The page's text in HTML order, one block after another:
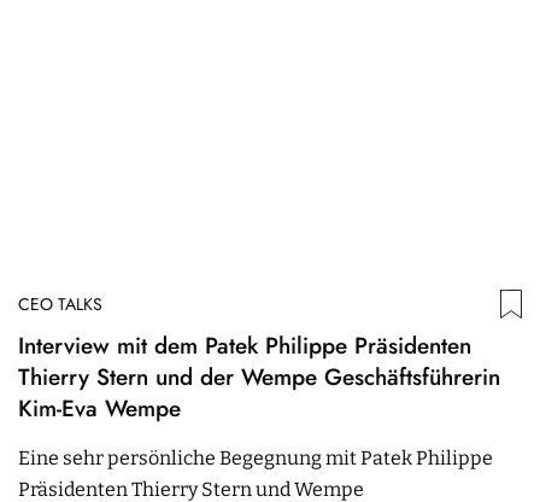
CEO TALKS
Interview mit dem Patek Philippe Präsidenten
Thierry Stern und der Wempe Geschäftsführerin
Kim-Eva Wempe
Eine sehr persönliche Begegnung mit Patek Philippe
Präsidenten Thierry Stern und Wempe